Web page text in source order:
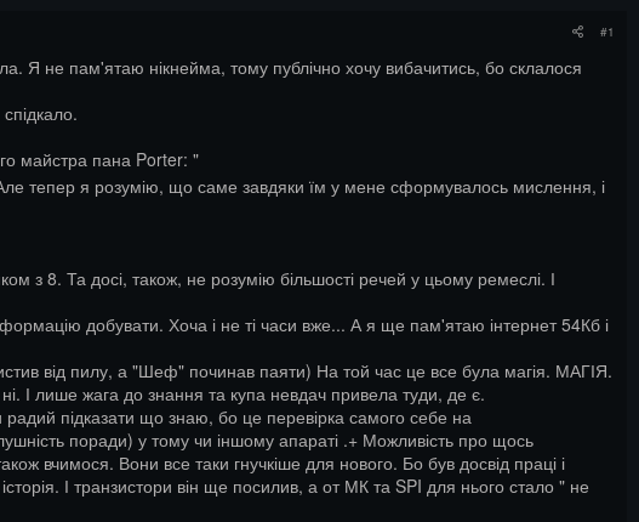
#1
Я не пам'ятаю нікнейма, тому публічно хочу вибачитись, бо склалося
майстра пана Porter: "
тепер я розумію, що саме завдяки їм у мене сформувалось мислення, і
з 8. Та досі, також, не розумію більшості речей у цьому ремеслі. І
добувати. Хоча і не ті часи вже... А я ще пам'ятаю інтернет 54Кб і
від пилу, а "Шеф" починав паяти) На той час це все була магія. МАГІЯ.
І лише жага до знання та купа невдач привела туди, де є.
радий підказати що знаю, бо це перевірка самого себе на
поради) у тому чи іншому апараті .+ Можливість про щось
вчимося. Вони все таки гнучкіше для нового. Бо був досвід праці і
І транзистори він ще посилив, а от МК та SPI для нього стало " не